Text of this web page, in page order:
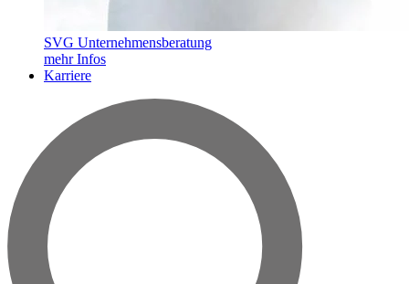
SVG Unternehmensberatung
mehr Infos
Karriere